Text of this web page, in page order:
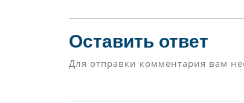
Оставить ответ
Для отправки комментария вам